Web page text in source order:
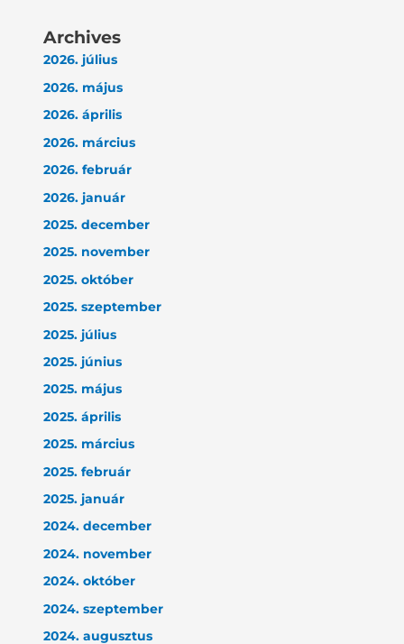
Archives
2026. július
2026. május
2026. április
2026. március
2026. február
2026. január
2025. december
2025. november
2025. október
2025. szeptember
2025. július
2025. június
2025. május
2025. április
2025. március
2025. február
2025. január
2024. december
2024. november
2024. október
2024. szeptember
2024. augusztus